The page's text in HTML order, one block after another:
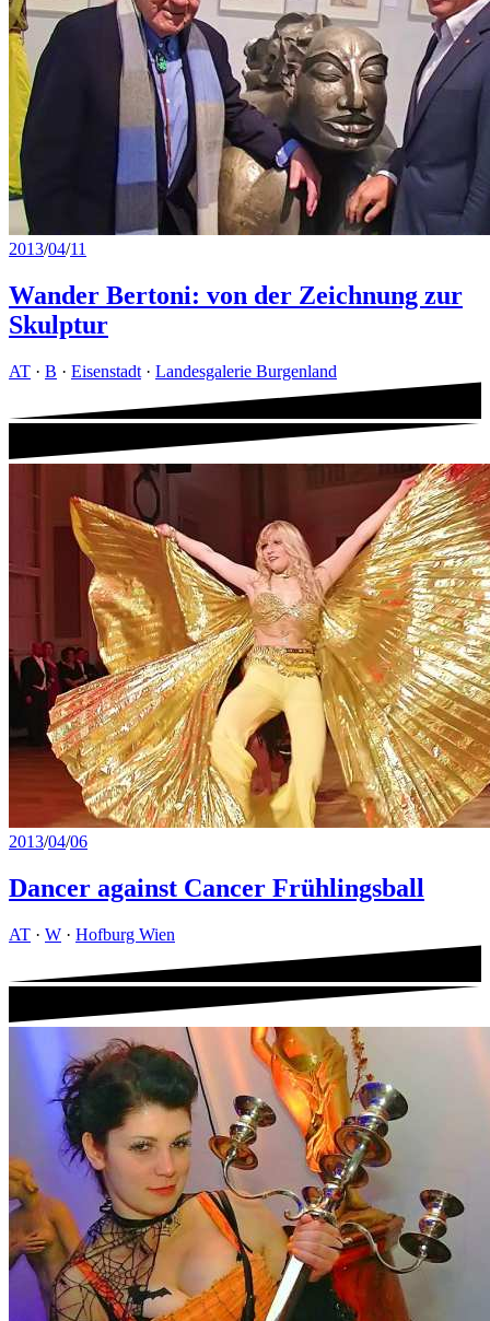
2013/04/11
Wander Bertoni: von der Zeichnung zur
Skulptur
AT · B · Eisenstadt · Landesgalerie Burgenland
2013/04/06
Dancer against Cancer Frühlingsball
AT · W · Hofburg Wien